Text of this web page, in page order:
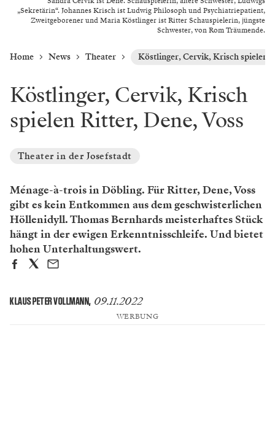
„Sekretärin“. Johannes Krisch ist Ludwig Philosoph und Psychiatriepatient,
Zweitgeborener und Maria Köstlinger ist Ritter Schauspielerin, jüngste
Schwester, von Rom Träumende.
Home News Theater Köstlinger, Cervik, Krisch spielen
Köstlinger, Cervik, Krisch
spielen Ritter, Dene, Voss
Theater in der Josefstadt
Ménage-à-trois in Döbling. Für Ritter, Dene, Voss
gibt es kein Entkommen aus dem geschwisterlichen
Höllenidyll. Thomas Bernhards meisterhaftes Stück
hängt in der ewigen Erkenntnisschleife. Und bietet
hohen Unterhaltungswert.
KLAUS PETER VOLLMANN, 09.11.2022
WERBUNG